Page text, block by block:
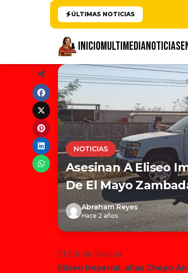
ÚLTIMAS NOTICIAS
INICIOMULTIMEDIANOTICIAS
NOTICIAS
Asesinan A Eliseo
De El Mayo
Abraham Reyes
Hace 2 años
El Sol de Sinaloa
Elíseo Imperial, alias Cheyo